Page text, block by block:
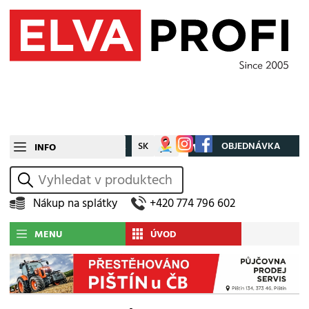
INFO CZ SK Můj účet OBJEDNÁVKA
vyhledat
Nákup na splátky +420 774 796 602
MENU ÚVOD